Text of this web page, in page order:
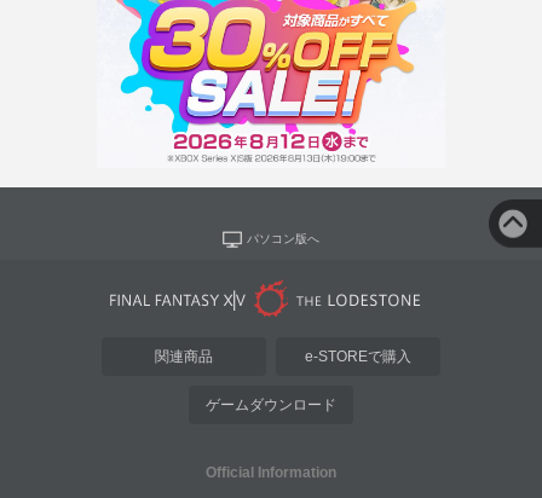
パソコン版へ
関連商品 e-STOREで購入
ゲームダウンロード
Official Information